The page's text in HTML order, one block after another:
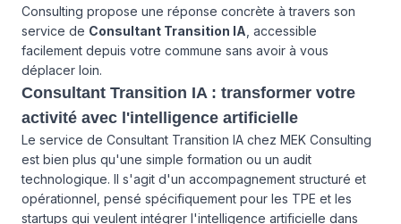
Consulting propose une réponse concrète à travers son
service de Consultant Transition IA , accessible
facilement depuis votre commune sans avoir à vous
déplacer loin.
Consultant Transition IA : transformer votre
activité avec l'intelligence artificielle
Le service de Consultant Transition IA chez MEK Consulting
est bien plus qu'une simple formation ou un audit
technologique. Il s'agit d'un accompagnement structuré et
opérationnel, pensé spécifiquement pour les TPE et les
startups qui veulent intégrer l'intelligence artificielle dans